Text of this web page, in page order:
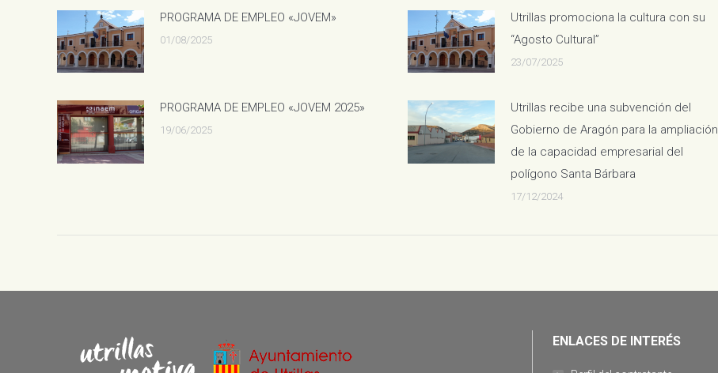
PROGRAMA DE EMPLEO «JOVEM»
01/08/2025
Utrillas promociona la cultura con su
“Agosto Cultural”
23/07/2025
PROGRAMA DE EMPLEO «JOVEM 2025»
19/06/2025
Utrillas recibe una subvención del
Gobierno de Aragón para la ampliación
de la capacidad empresarial del
polígono Santa Bárbara
17/12/2024
ENLACES DE INTERÉS